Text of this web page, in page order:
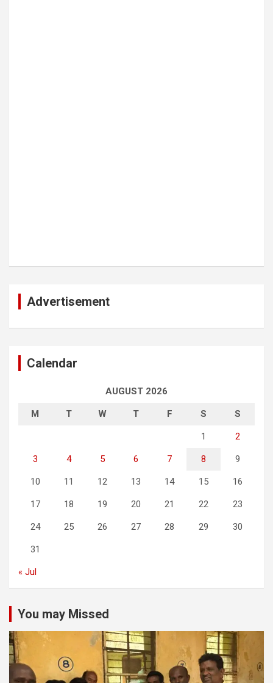
Advertisement
Calendar
AUGUST 2026
M T W T F S S
1 2
3 4 5 6 7 8 9
10 11 12 13 14 15 16
17 18 19 20 21 22 23
24 25 26 27 28 29 30
31
« Jul
You may Missed